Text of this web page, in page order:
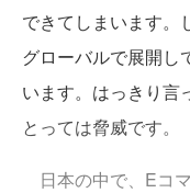
できてしまいます。
グローバルで展開し
います。はっきり言
とっては脅威です。
日本の中で、Eコ